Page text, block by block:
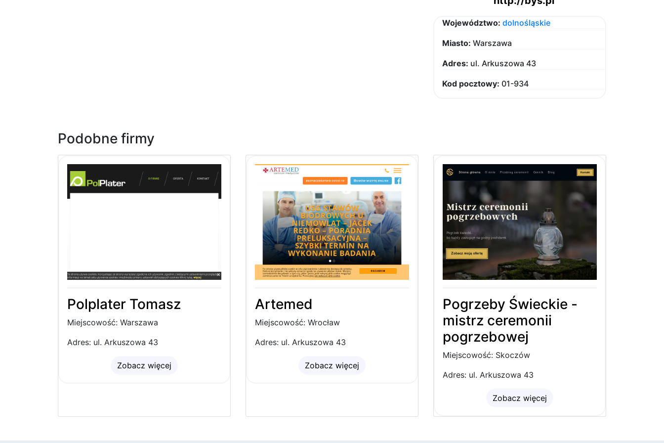
Województwo: dolnośląskie
Miasto: Warszawa
Adres: ul. Arkuszowa 43
Kod pocztowy: 01-934
Podobne firmy
Polplater Tomasz
Miejscowość: Warszawa
Adres: ul. Arkuszowa 43
Zobacz więcej
Artemed
Miejscowość: Wrocław
Adres: ul. Arkuszowa 43
Zobacz więcej
Pogrzeby Świeckie -
mistrz ceremonii
pogrzebowej
Miejscowość: Skoczów
Adres: ul. Arkuszowa 43
Zobacz więcej